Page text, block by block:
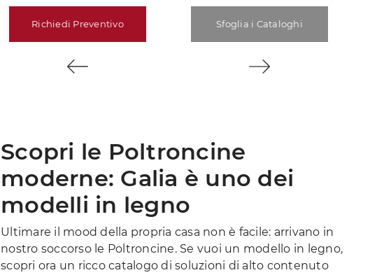
Richiedi Preventivo Sfoglia i Cataloghi
Scopri le Poltroncine
moderne: Galia è uno dei
modelli in legno
Ultimare il mood della propria casa non è facile: arrivano in
nostro soccorso le Poltroncine. Se vuoi un modello in legno,
scopri ora un ricco catalogo di soluzioni di alto contenuto